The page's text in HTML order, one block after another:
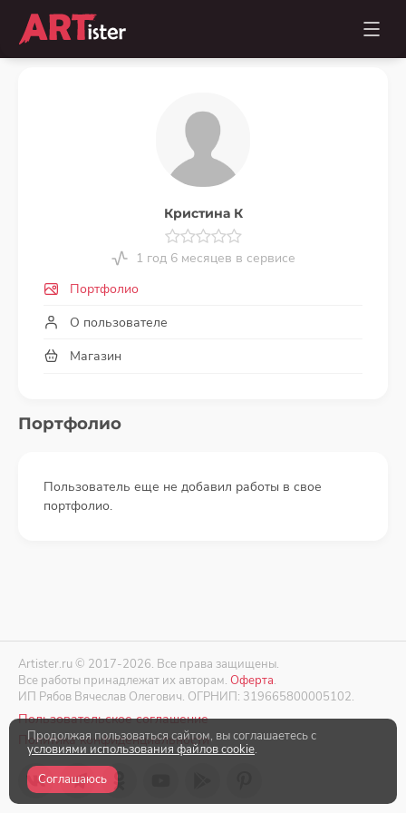
Кристина К
1 год 6 месяцев в сервисе
Портфолио
О пользователе
Магазин
Портфолио
Пользователь еще не добавил работы в свое
портфолио.
Artister.ru © 2017-2026. Все права защищены.
Все работы принадлежат их авторам. Оферта.
ИП Рябов Вячеслав Олегович. ОГРНИП: 319665800005102.
Пользовательское соглашение
Политика конфиденциальности
Продолжая пользоваться сайтом, вы соглашаетесь с
условиями использования файлов cookie.
Соглашаюсь